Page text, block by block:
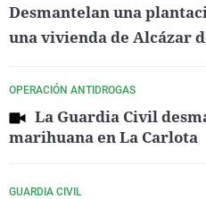
Desmantelan una
una vivienda de Alcázar
OPERACIÓN ANTIDROGAS
La Guardia Civil
marihuana en La Carlota
GUARDIA CIVIL